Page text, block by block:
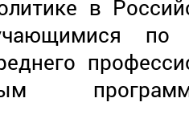
в
по